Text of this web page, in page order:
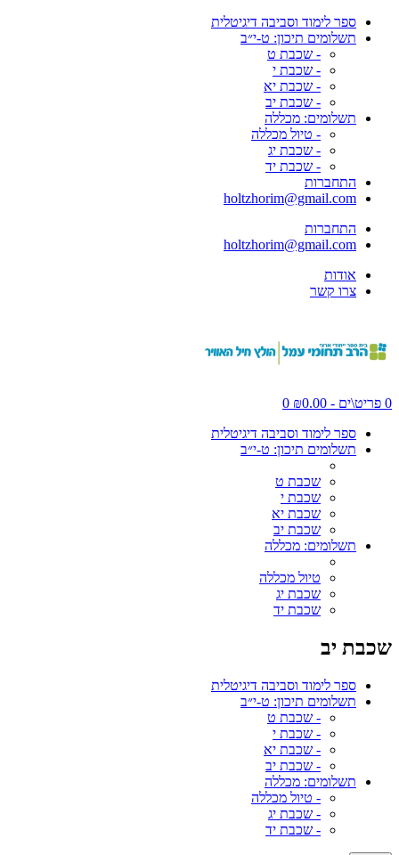
ספר לימוד וסביבה דיגיטלית
תשלומים תיכון: ט-י״ב
- שכבת ט
- שכבת י
- שכבת יא
- שכבת יב
תשלומים: מכללה
- טיול מכללה
- שכבת יג
- שכבת יד
התחברות
holtzhorim@gmail.com
התחברות
holtzhorim@gmail.com
אודות
צרו קשר
0 פריט\ים - ₪0.00
0
ספר לימוד וסביבה דיגיטלית
תשלומים תיכון: ט-י״ב
שכבת ט
שכבת י
שכבת יא
שכבת יב
תשלומים: מכללה
טיול מכללה
שכבת יג
שכבת יד
שכבת יב
ספר לימוד וסביבה דיגיטלית
תשלומים תיכון: ט-י״ב
- שכבת ט
- שכבת י
- שכבת יא
- שכבת יב
תשלומים: מכללה
- טיול מכללה
- שכבת יג
- שכבת יד